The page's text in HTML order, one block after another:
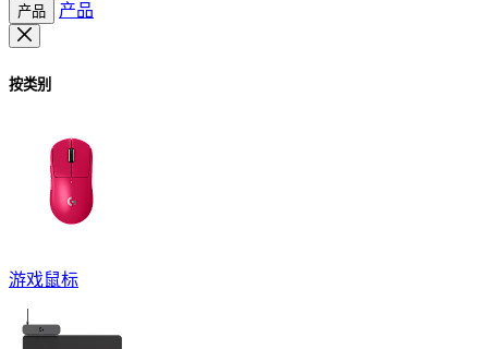
产品 产品
按类别
游戏鼠标